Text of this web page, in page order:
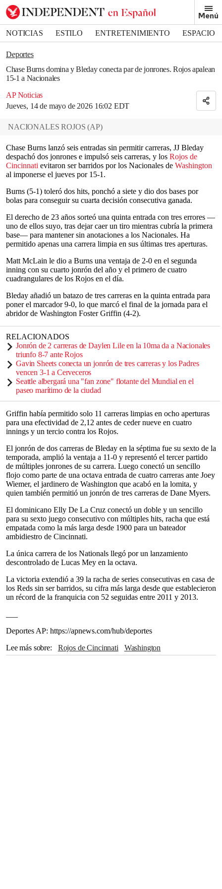
Menú
NOTICIAS ESTILO ENTRETENIMIENTO
ESPACIO
DEPORTES
Deportes
Chase Burns domina y Bleday conecta par de jonrones. Rojos apalean
15-1 a Nacionales
AP Noticias
Jueves, 14 de mayo de 2026 16:02 EDT
Bookmark popover
Removed from bookmarks
Close popover
NACIONALES ROJOS (AP)
Chase Burns lanzó seis entradas sin permitir carreras, JJ Bleday
despachó dos jonrones e impulsó seis carreras, y los Rojos de
Cincinnati evitaron ser barridos por los Nacionales de Washington
al imponerse el jueves por 15-1.
Burns (5-1) toleró dos hits, ponchó a siete y dio dos bases por
bolas para conseguir su cuarta decisión consecutiva ganada.
El derecho de 23 años sorteó una quinta entrada con tres errores —
uno de ellos suyo, tras dejar caer un tiro mientras cubría la primera
base— para mantener sin anotaciones a los Nacionales. Ha
permitido apenas una carrera limpia en sus últimas tres aperturas.
Matt McLain le dio a Burns una ventaja de 2-0 en el segunda
inning con su cuarto jonrón del año y el primero de cuatro
cuadrangulares de los Rojos en el día.
Bleday añadió un batazo de tres carreras en la quinta entrada para
poner el marcador 9-0, lo que marcó el final de la jornada para el
abridor de Washington Foster Griffin (4-2).
RELACIONADOS
Jonrón de 2 carreras de Daylen Lile en la 10ma da a Nacionales
triunfo 8-7 ante Rojos
Gavin Sheets conecta un jonrón de tres carreras y los Padres
vencen 3-1 a Cerveceros
Seattle albergará una "fan zone" flotante del Mundial en el
paseo marítimo de la ciudad
Griffin había permitido solo 11 carreras limpias en ocho aperturas
para una efectividad de 2,12 antes de ceder nueve en cuatro
innings y un tercio contra los Rojos.
El jonrón de dos carreras de Bleday en la séptima fue su sexto de la
temporada, amplió la ventaja a 11-0 y representó el tercer partido
de múltiples jonrones de su carrera. Luego conectó un sencillo
flojo como parte de una octava entrada de cuatro carreras ante Joey
Wiemer, el jardinero de Washington que acabó en la lomita, y
quien también permitió un jonrón de tres carreras de Dane Myers.
El dominicano Elly De La Cruz conectó un doble y un sencillo
para su sexto juego consecutivo con múltiples hits, racha que está
empatada como la más larga desde 1900 para un bateador
ambidiestro de Cincinnati.
La única carrera de los Nationals llegó por un lanzamiento
descontrolado de Lucas Mey en la octava.
La victoria extendió a 39 la racha de series consecutivas en casa de
los Reds sin ser barridos, su cifra más larga desde que establecieron
un récord de la franquicia con 52 seguidas entre 2011 y 2013.
Deportes AP: https://apnews.com/hub/deportes
Lee más sobre
Rojos de Cincinnati Washington